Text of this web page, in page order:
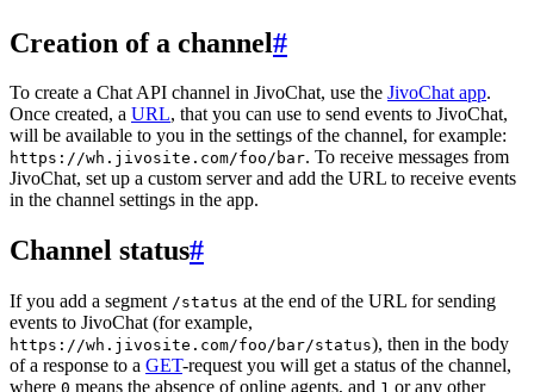
Creation of a channel#
To create a Chat API channel in JivoChat, use the JivoChat app.
Once created, a URL, that you can use to send events to JivoChat,
will be available to you in the settings of the channel, for example:
https://wh.jivosite.com/foo/bar. To receive messages from
JivoChat, set up a custom server and add the URL to receive events
in the channel settings in the app.
Channel status#
If you add a segment /status at the end of the URL for sending
events to JivoChat (for example,
https://wh.jivosite.com/foo/bar/status), then in the body
of a response to a GET-request you will get a status of the channel,
where 0 means the absence of online agents, and 1 or any other